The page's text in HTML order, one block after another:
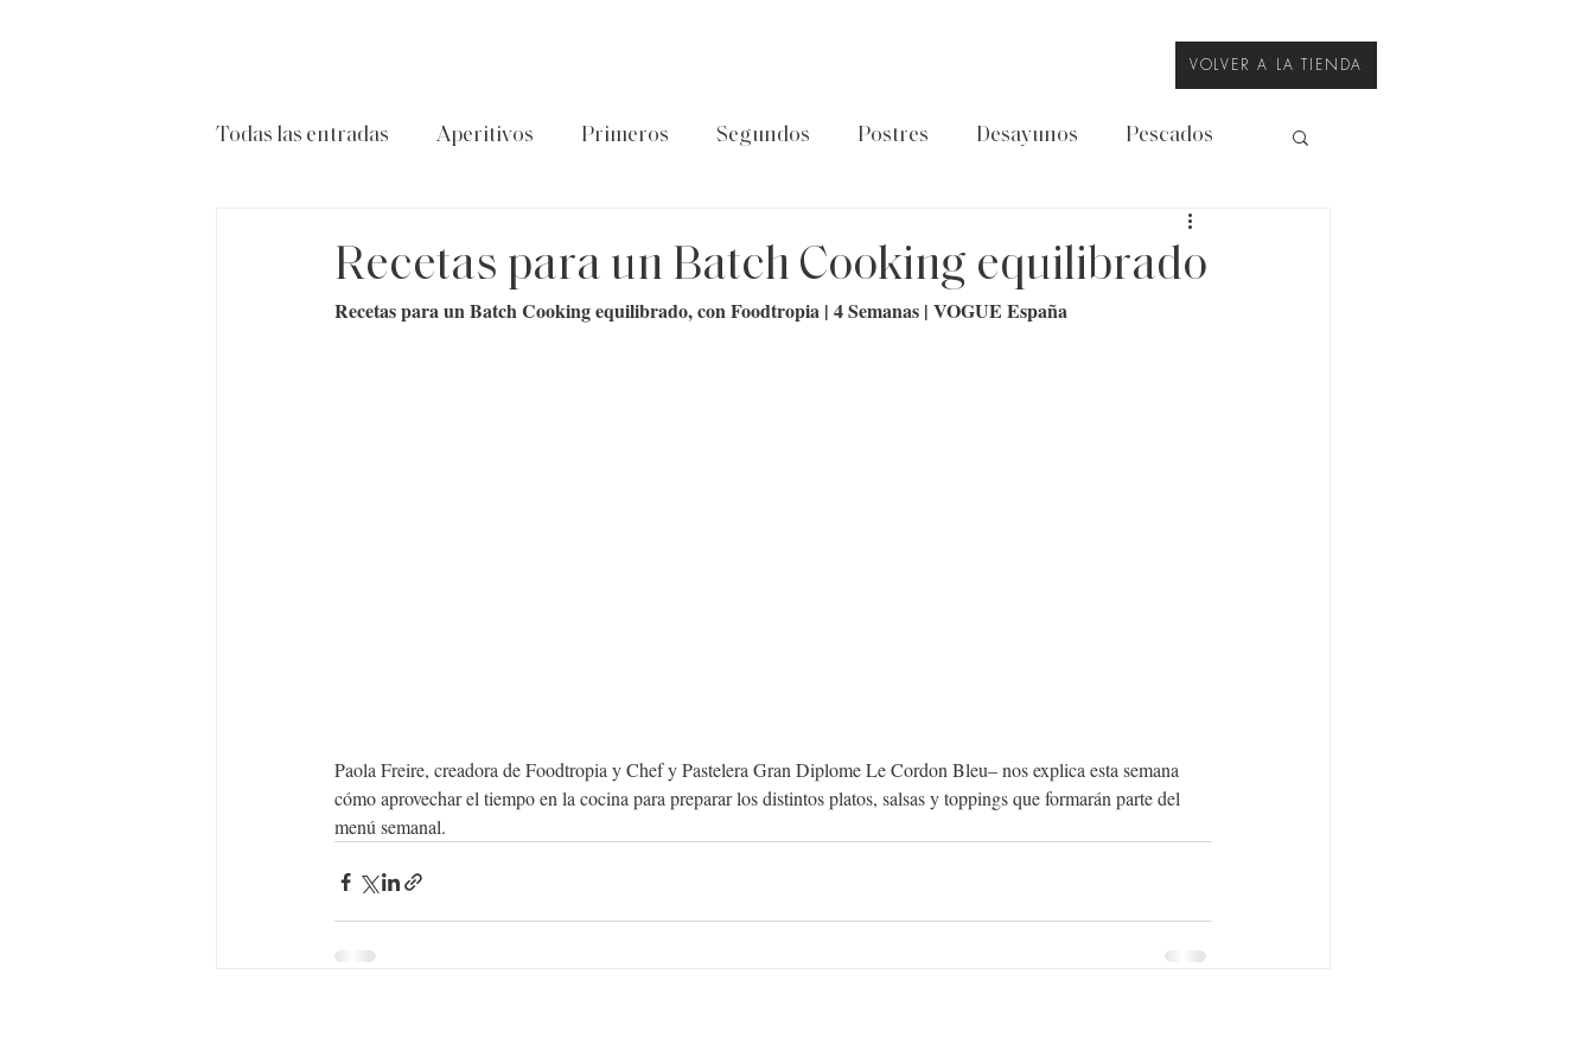
VOLVER A LA TIENDA
Todas las entradas Aperitivos Primeros Segundos Postres Desayunos Pescados
Legumbres
Recetas para un Batch Cooking equilibrado
Recetas para un Batch Cooking equilibrado, con Foodtropia | 4 Semanas | VOGUE España
Paola Freire, creadora de Foodtropia y Chef y Pastelera Gran Diplome Le Cordon Bleu– nos explica esta semana
cómo aprovechar el tiempo en la cocina para preparar los distintos platos, salsas y toppings que formarán parte del
menú semanal.